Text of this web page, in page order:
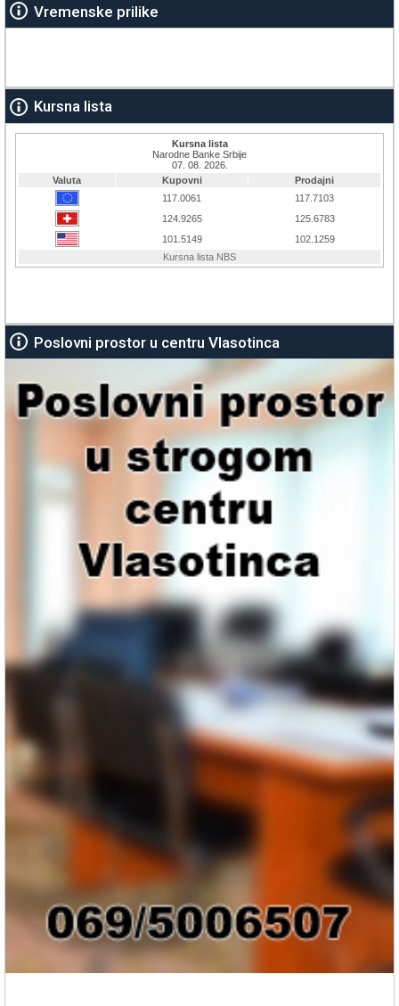
Vremenske prilike
Kursna lista
Poslovni prostor u centru Vlasotinca